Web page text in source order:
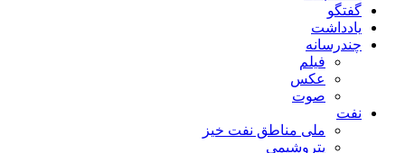
گفتگو
یادداشت
چندرسانه
فیلم
عکس
صوت
نفت
ملی مناطق نفت خیز
پتروشیمی